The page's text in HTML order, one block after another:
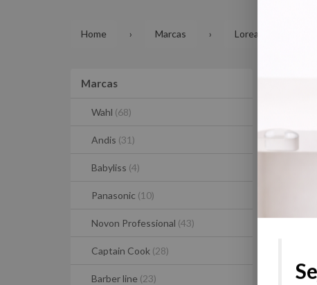
Home Marcas Loreal Professionnel
Marcas
Wahl (68)
Andis (31)
Babyliss (4)
Panasonic (10)
Novon Professional (43)
Captain Cook (28)
Barber line (23)